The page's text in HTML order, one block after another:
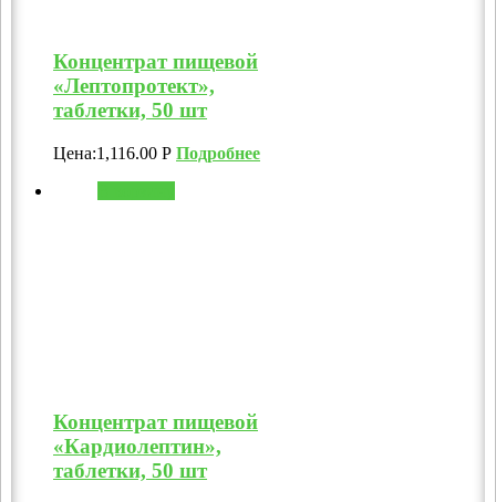
Концентрат пищевой
«Лептопротект»,
таблетки, 50 шт
Цена:1,116.00 Р Подробнее
Концентрат пищевой
«Кардиолептин»,
таблетки, 50 шт